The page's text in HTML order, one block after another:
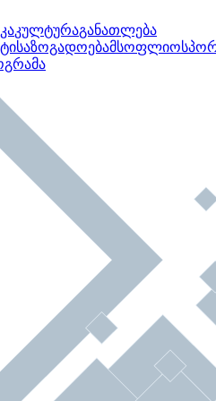
კულტურაგანათლება
საზოგადოებამსოფლიო